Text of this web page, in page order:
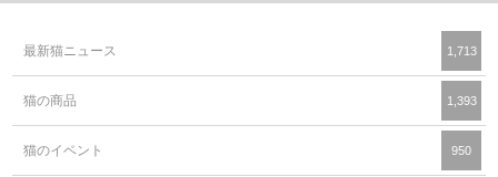
最新猫ニュース 1,713
猫の商品 1,393
猫のイベント 950